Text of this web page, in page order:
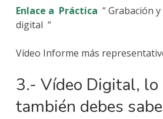
Enlace a Práctica “Grabación y
digital “
Vídeo Informe más
3.- Vídeo Digital, lo
también debes